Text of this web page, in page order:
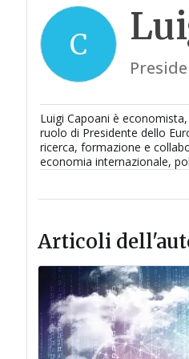
C
Luigi Capoani è
ruolo di Presidente dello
ricerca, formazione e
economia internazionale,
Articoli